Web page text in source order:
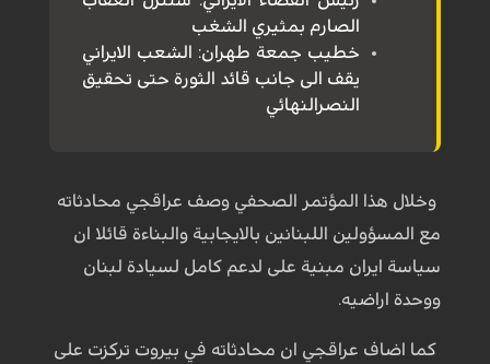
الصارم بمثيري الشغب
خطيب جمعة طهران: الشعب الايراني
يقف الى جانب قائد الثورة حتى تحقيق
النصرالنهائي
وخلال هذا المؤتمر الصحفي وصف عراقجي محادثاته
مع المسؤولين اللبنانين بالايجابية والبناءة قائلا ان
سياسة ايران مبنية على لدعم كامل لسيادة لبنان
ووحدة اراضيه.
كما اضاف عراقجي ان محادثاته في بيروت تركزت على